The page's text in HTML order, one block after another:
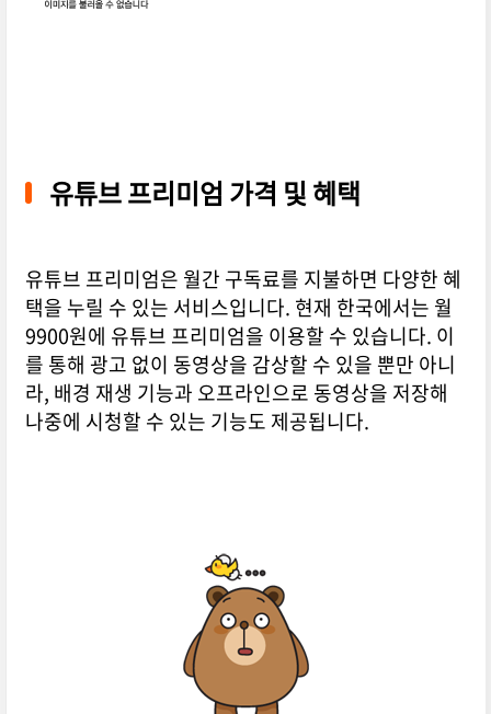
유튜브 프리미엄 가격 및 혜택
유튜브 프리미엄은 월간 구독료를 지불하면 다양한 혜
택을 누릴 수 있는 서비스입니다. 현재 한국에서는 월
9900원에 유튜브 프리미엄을 이용할 수 있습니다. 이
를 통해 광고 없이 동영상을 감상할 수 있을 뿐만 아니
라, 배경 재생 기능과 오프라인으로 동영상을 저장해
나중에 시청할 수 있는 기능도 제공됩니다.